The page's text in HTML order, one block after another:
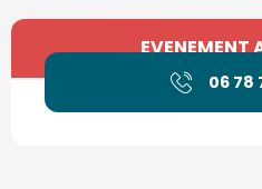
Openingstijden en
EVENEMENT
06 78